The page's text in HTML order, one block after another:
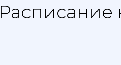
Расписание